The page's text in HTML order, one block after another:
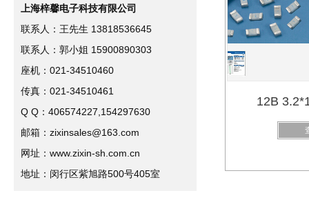
上海梓馨电子科技有限公司
联系人：王先生 13818536645
联系人：郭小姐 15900890303
座机：021-34510460
传真：021-34510461
Q Q：406574227,154297630
邮箱：zixinsales@163.com
网址：www.zixin-sh.com.cn
地址：闵行区紫旭路500号405室
12B